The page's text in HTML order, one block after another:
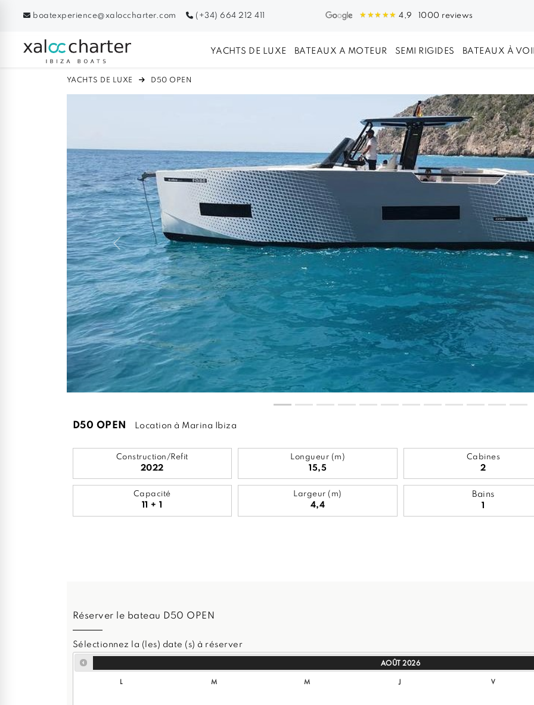
boatexperience@xaloccharter.com (+34) 664 212 411 4,9 1000 reviews
YACHTS DE LUXE BATEAUX A MOTEUR SEMI RIGIDES BATEAUX À
YACHTS DE LUXE D50 OPEN
Previous
D50 OPEN Location à Marina Ibiza
Construction/Refit
2022
Longueur (m)
15,5
Cabines
2
Capacité
11 + 1
Largeur (m)
4,4
Bains
1
Réserver le bateau D50 OPEN
Sélectionnez la (les) date (s) à réserver
AOÛT 2026
L M M J V